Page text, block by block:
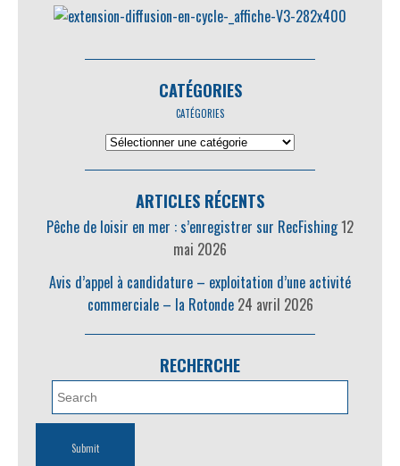
CATÉGORIES
CATÉGORIES
ARTICLES RÉCENTS
Pêche de loisir en mer : s’enregistrer sur RecFishing12
mai 2026
Avis d’appel à candidature – exploitation d’une activité
commerciale – la Rotonde 24 avril 2026
RECHERCHE